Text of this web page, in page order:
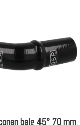
balg 45° 70 mm